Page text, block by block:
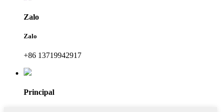
Zalo
Zalo
+86 13719942917
Principal